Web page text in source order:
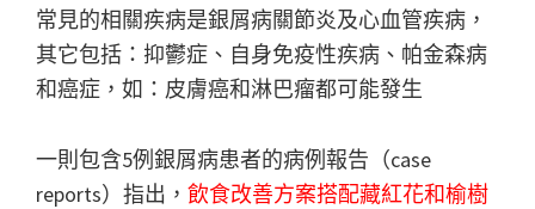
常見的相關疾病是銀屑病關節炎及心血管疾病，
其它包括：抑鬱症、自身免疫性疾病、帕金森病
和癌症，如：皮膚癌和淋巴瘤都可能發生
一則包含5例銀屑病患者的病例報告（case
reports）指出， 飲食改善方案搭配藏紅花和榆樹